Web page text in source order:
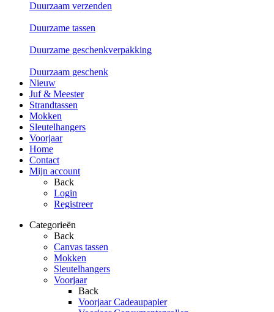
Duurzaam verzenden
Duurzame tassen
Duurzame geschenkverpakking
Duurzaam geschenk
Nieuw
Juf & Meester
Strandtassen
Mokken
Sleutelhangers
Voorjaar
Home
Contact
Mijn account
Back
Login
Registreer
Categorieën
Back
Canvas tassen
Mokken
Sleutelhangers
Voorjaar
Back
Voorjaar Cadeaupapier